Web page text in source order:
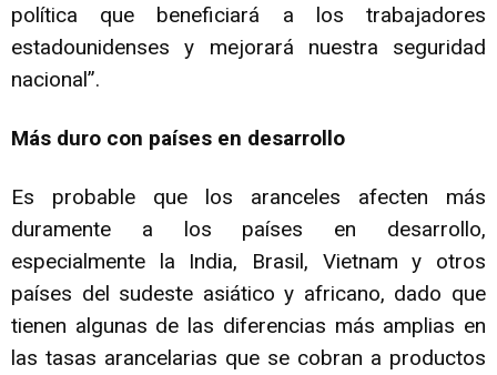
política que beneficiará a los trabajadores
estadounidenses y mejorará nuestra seguridad
nacional”.
Más duro con países en desarrollo
Es probable que los aranceles afecten más
duramente a los países en desarrollo,
especialmente la India, Brasil, Vietnam y otros
países del sudeste asiático y africano, dado que
tienen algunas de las diferencias más amplias en
las tasas arancelarias que se cobran a productos